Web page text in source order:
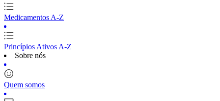
Medicamentos A-Z
Princípios Ativos A-Z
Sobre nós
Quem somos